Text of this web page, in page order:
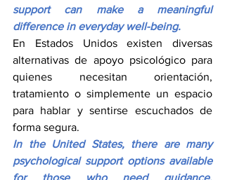
support can make a meaningful
difference in everyday well-being.
En Estados Unidos existen diversas
alternativas de apoyo psicológico para
quienes necesitan orientación,
tratamiento o simplemente un espacio
para hablar y sentirse escuchados de
forma segura.
In the United States, there are many
psychological support options available
for those who need guidance,